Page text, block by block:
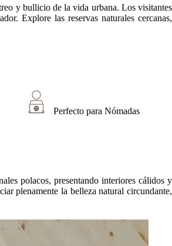
y bullicio de la vida urbana. Los visitantes
Explore las reservas naturales cercanas,
Perfecto para Nómadas
polacos, presentando interiores cálidos y
plenamente la belleza natural circundante,